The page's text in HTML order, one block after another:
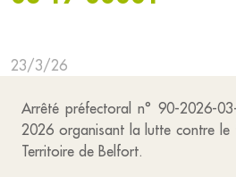
23/3/26
Arrêté préfectoral n° 90-2026-
2026 organisant la lutte contre le
Territoire de Belfort.